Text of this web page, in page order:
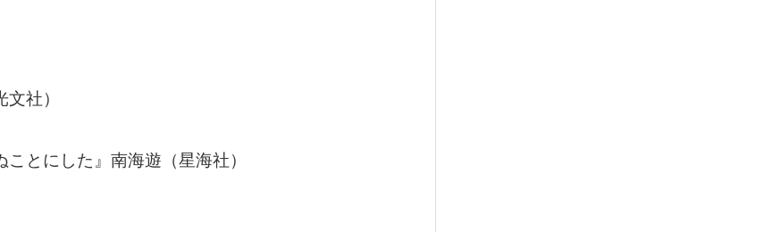
社）
とにした』南海遊（星海社）